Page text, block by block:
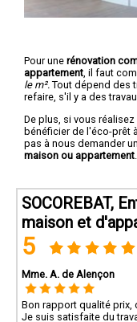
Pour une rénovation
appartement , il faut
le m². Tout dépend des
refaire, s'il y a des
De plus, si vous
bénéficier de l'éco-prêt
pas à nous demander
maison ou appartement
SOCOREBAT,
maison et
5
Mme. A. de Alençon
Bon rapport qualité prix,
Je suis satisfaite du